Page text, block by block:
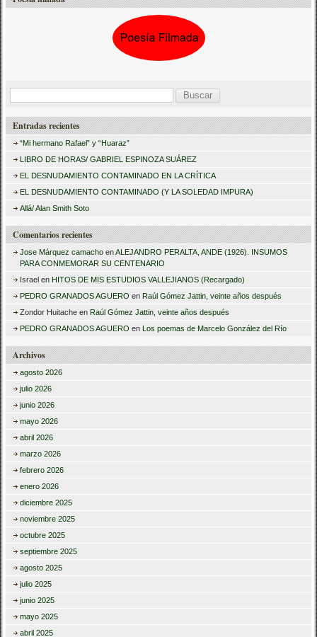
s
r
Entradas recientes
“Mi hermano Rafael” y “Huaraz”
LIBRO DE HORAS/ GABRIEL ESPINOZA SUÁREZ
EL DESNUDAMIENTO CONTAMINADO EN LA CRÍTICA
EL DESNUDAMIENTO CONTAMINADO (Y LA SOLEDAD IMPURA)
Allá/ Alan Smith Soto
Comentarios recientes
Jose Márquez camacho enALEJANDRO PERALTA, ANDE (1926). INSUMOS
PARA CONMEMORAR SU CENTENARIO
Israel en HITOS DE MIS ESTUDIOS VALLEJIANOS (Recargado)
PEDRO GRANADOS AGUERO en Raúl Gómez Jattin, veinte años después
Zondor Huitache en Raúl Gómez Jattin, veinte años después
PEDRO GRANADOS AGUERO en Los poemas de Marcelo González del Río
Archivos
agosto 2026
julio 2026
junio 2026
mayo 2026
abril 2026
marzo 2026
febrero 2026
enero 2026
diciembre 2025
noviembre 2025
octubre 2025
septiembre 2025
agosto 2025
julio 2025
junio 2025
mayo 2025
abril 2025